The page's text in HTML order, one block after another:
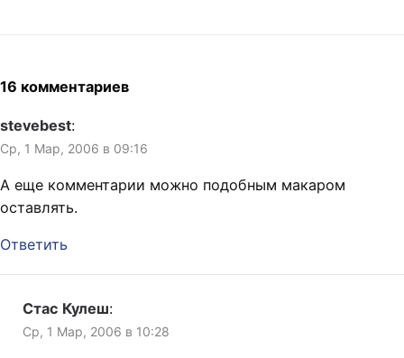
кажется, оттого, что утром
больше чешется запостить
что-нибудь своё, нежели
комментировать уже
«вчерашние»…
16 комментариев
stevebest:
Ср, 1 Мар, 2006 в 09:16
А еще комментарии можно подобным макаром
оставлять.
Ответить
Стас Кулеш:
Ср, 1 Мар, 2006 в 10:28